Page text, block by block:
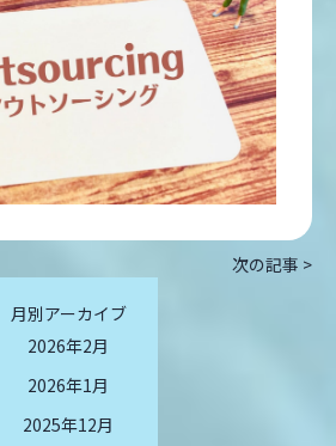
次の記事 >
月別アーカイブ
2026年2月
2026年1月
2025年12月